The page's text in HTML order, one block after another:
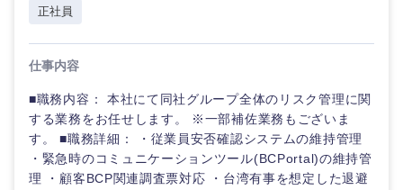
正社員
仕事内容
■職務内容： 本社にて同社グループ全体のリスク管理に関
する業務をお任せします。 ※一部補佐業務もございま
す。 ■職務詳細： ・従業員安否確認システムの維持管理
・緊急時のコミュニケーションツール(BCPortal)の維持管
理 ・顧客BCP関連調査票対応 ・台湾有事を想定した退避